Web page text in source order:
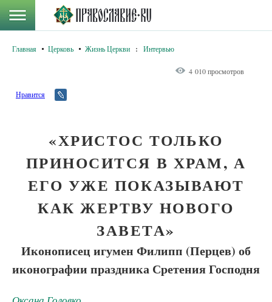
Главная Церковь Жизнь Церкви : Интервью
4 010 просмотров
Нравится
«ХРИСТОС ТОЛЬКО
ПРИНОСИТСЯ В ХРАМ, А
ЕГО УЖЕ ПОКАЗЫВАЮТ
КАК ЖЕРТВУ НОВОГО
ЗАВЕТА»
Иконописец игумен Филипп (Перцев) об
иконографии праздника Сретения Господня